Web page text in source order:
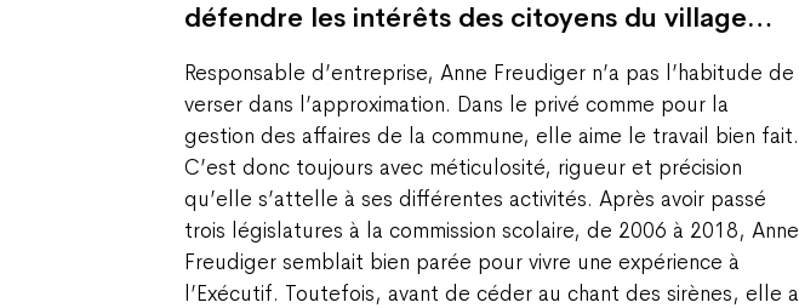
défendre les intérêts des citoyens du village…
Responsable d’entreprise, Anne Freudiger n’a pas l’habitude de
verser dans l’approximation. Dans le privé comme pour la
gestion des affaires de la commune, elle aime le travail bien fait.
C’est donc toujours avec méticulosité, rigueur et précision
qu’elle s’attelle à ses différentes activités. Après avoir passé
trois législatures à la commission scolaire, de 2006 à 2018, Anne
Freudiger semblait bien parée pour vivre une expérience à
l’Exécutif. Toutefois, avant de céder au chant des sirènes, elle a